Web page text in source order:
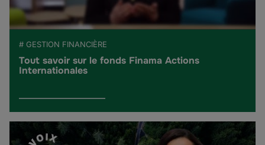
# GESTION FINANCIÈRE
Tout savoir sur le fonds Finama Actions
Internationales